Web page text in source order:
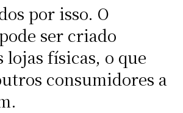
por isso. O
ser criado
lojas físicas, o que
consumidores a